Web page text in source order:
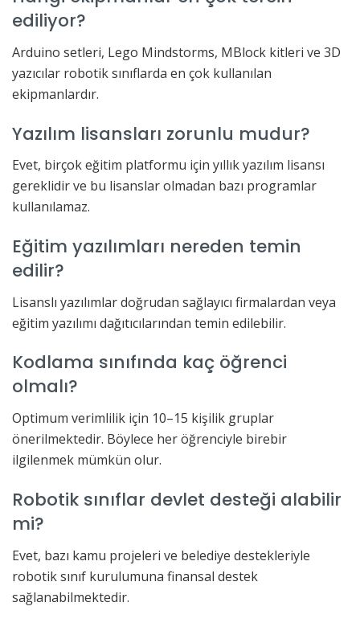
ediliyor?
Arduino setleri, Lego Mindstorms, MBlock kitleri ve 3D
yazıcılar robotik sınıflarda en çok kullanılan
ekipmanlardır.
Yazılım lisansları zorunlu mudur?
Evet, birçok eğitim platformu için yıllık yazılım lisansı
gereklidir ve bu lisanslar olmadan bazı programlar
kullanılamaz.
Eğitim yazılımları nereden temin
edilir?
Lisanslı yazılımlar doğrudan sağlayıcı firmalardan veya
eğitim yazılımı dağıtıcılarından temin edilebilir.
Kodlama sınıfında kaç öğrenci
olmalı?
Optimum verimlilik için 10–15 kişilik gruplar
önerilmektedir. Böylece her öğrenciyle birebir
ilgilenmek mümkün olur.
Robotik sınıflar devlet desteği alabilir
mi?
Evet, bazı kamu projeleri ve belediye destekleriyle
robotik sınıf kurulumuna finansal destek
sağlanabilmektedir.